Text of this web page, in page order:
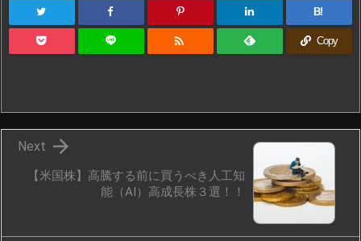
B!
 Copy
【米国株】高騰する前に買うべき人工知
能（AI）高成長株３選！！

Next